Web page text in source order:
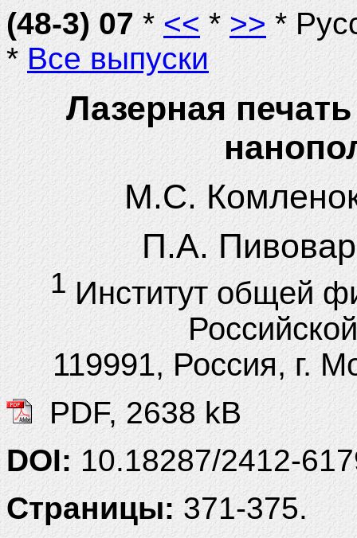
(48-3) 07*<< * >>*
*Все выпуски
Лазерная
М.С.
П.А.
1Институт общей
119991, Россия, г.
PDF, 2638 kB
DOI:10.18287/2412-
Страницы: 371-375.